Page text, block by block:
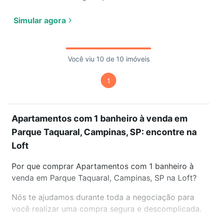
Simular agora
Você viu 10 de 10 imóveis
1
Apartamentos com 1 banheiro à venda em
Parque Taquaral, Campinas, SP: encontre na
Loft
Por que comprar Apartamentos com 1 banheiro à
venda em Parque Taquaral, Campinas, SP na Loft?
Nós te ajudamos durante toda a negociação para
você realizar uma compra segura e descomplicada.